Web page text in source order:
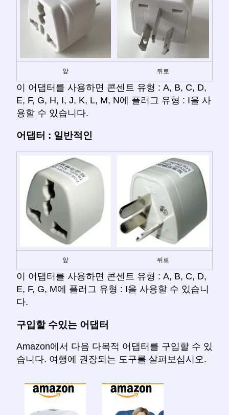
앞 뒤로
이 어댑터를 사용하면 콘센트 유형 : A, B, C, D,
E, F, G, H, I, J, K, L, M, N에 플러그 유형 : I을 사
용할 수 있습니다.
어댑터 : 일반적인
앞 뒤로
이 어댑터를 사용하면 콘센트 유형 : A, B, C, D,
E, F, G, M에 플러그 유형 : I을 사용할 수 있습니
다.
구입할 수있는 어댑터
Amazon에서 다음 다목적 어댑터를 구입할 수 있
습니다. 여행에 권장되는 도구를 살펴보십시오.